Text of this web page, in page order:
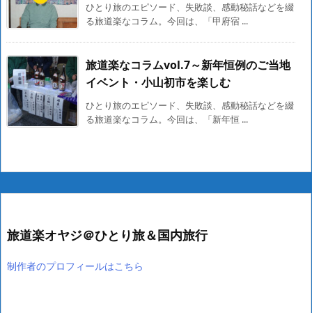
ひとり旅のエピソード、失敗談、感動秘話などを綴
る旅道楽なコラム。今回は、「甲府宿 ...
旅道楽なコラムvol.7～新年恒例のご当地
イベント・小山初市を楽しむ
ひとり旅のエピソード、失敗談、感動秘話などを綴
る旅道楽なコラム。今回は、「新年恒 ...
旅道楽オヤジ＠ひとり旅＆国内旅行
制作者のプロフィールはこちら